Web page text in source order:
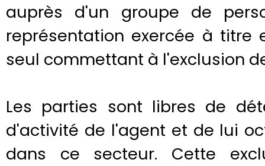
auprès d'un groupe de
représentation exercée à
seul commettant à l'exclusion
Les parties sont libres de
d'activité de l'agent et de lui
dans ce secteur. Cette